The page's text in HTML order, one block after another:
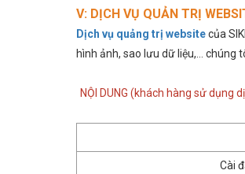
V: DỊCH VỤ QUẢN TRỊ
Dịch vụ quảng trị websitecủa
hình ảnh, sao lưu dữ liệu,… chúng
NỘI DUNG (khách hàng sử dụng
Cài